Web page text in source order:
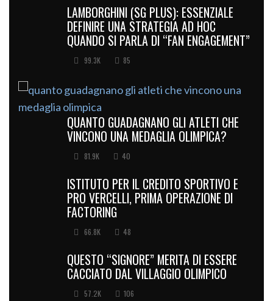
LAMBORGHINI (SG PLUS): ESSENZIALE
DEFINIRE UNA STRATEGIA AD HOC
QUANDO SI PARLA DI “FAN ENGAGEMENT”
99.3K 85
QUANTO GUADAGNANO GLI ATLETI CHE
VINCONO UNA MEDAGLIA OLIMPICA?
81.9K 40
ISTITUTO PER IL CREDITO SPORTIVO E
PRO VERCELLI, PRIMA OPERAZIONE DI
FACTORING
66.8K 48
QUESTO “SIGNORE” MERITA DI ESSERE
CACCIATO DAL VILLAGGIO OLIMPICO
57.2K 106